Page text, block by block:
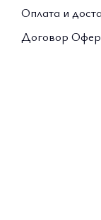
Оплата и
Договор